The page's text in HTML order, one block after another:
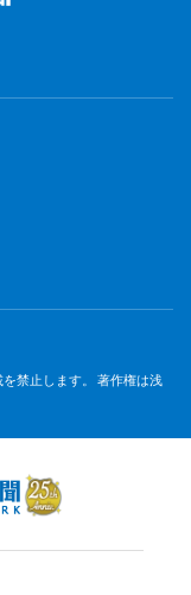
禁止します。 著作権は浅